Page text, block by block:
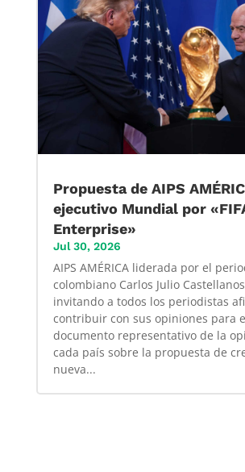
Propuesta de AIPS
ejecutivo Mundial por
Enterprise»
Jul 30, 2026
AIPS AMÉRICA liderada por el
colombiano Carlos Julio
invitando a todos los periodistas
contribuir con sus opiniones para
documento representativo de la
cada país sobre la propuesta de
nueva...